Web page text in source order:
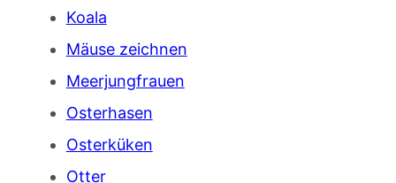
Koala
Mäuse zeichnen
Meerjungfrauen
Osterhasen
Osterküken
Otter